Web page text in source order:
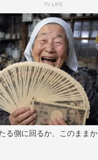
TV LIFE
る側に回るか、このままか